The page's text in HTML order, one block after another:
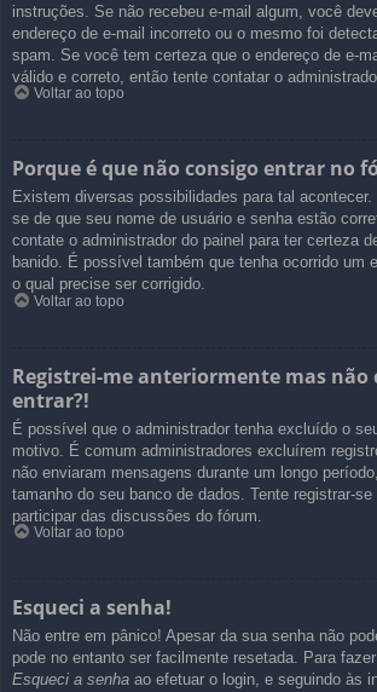
instruções. Se não recebeu e-mail algum, você
endereço de e-mail incorreto ou o mesmo foi
spam. Se você tem certeza que o endereço de e-
válido e correto, então tente contatar o
Voltar ao topo
Porque é que não consigo entrar no
Existem diversas possibilidades para tal
se de que seu nome de usuário e senha estão
contate o administrador do painel para ter certeza
banido. É possível também que tenha ocorrido um
o qual precise ser corrigido.
Voltar ao topo
Registrei-me anteriormente mas não
entrar?!
É possível que o administrador tenha excluído o
motivo. É comum administradores excluírem
não enviaram mensagens durante um longo
tamanho do seu banco de dados. Tente registrar-
participar das discussões do fórum.
Voltar ao topo
Esqueci a senha!
Não entre em pânico! Apesar da sua senha não
pode no entanto ser facilmente resetada. Para
Esqueci a senha ao efetuar o login, e seguindo às